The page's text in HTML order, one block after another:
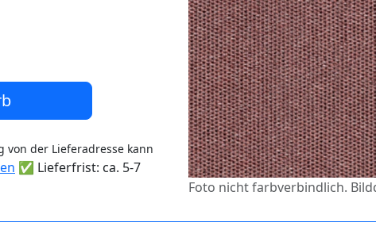
von der Lieferadresse kann
✅ Lieferfrist: ca. 5-7
Foto nicht farbverbindlich.